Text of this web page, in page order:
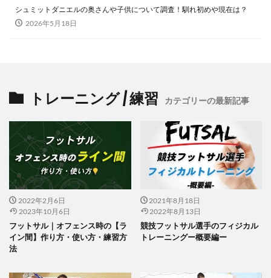
シュミットダニエルの奥さんや子供について調査！馴れ初めや現在は？
2026年5月18日
トレーニング / 練習 カテゴリーの最新記事
2022年2月6日
2023年10月6日
フットサル｜オフェンス時の【ラ
イン間】作り方・使い方・練習方
法
2021年8月18日
2022年8月13日
競技フットサル選手のフィジカル
トレーニングー概要編ー